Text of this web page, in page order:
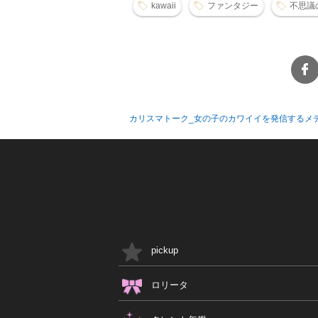
kawaii ファンタジー 不思議
カリスマトーク_女の子のカワイイを発信するメ
pickup
ロリータ